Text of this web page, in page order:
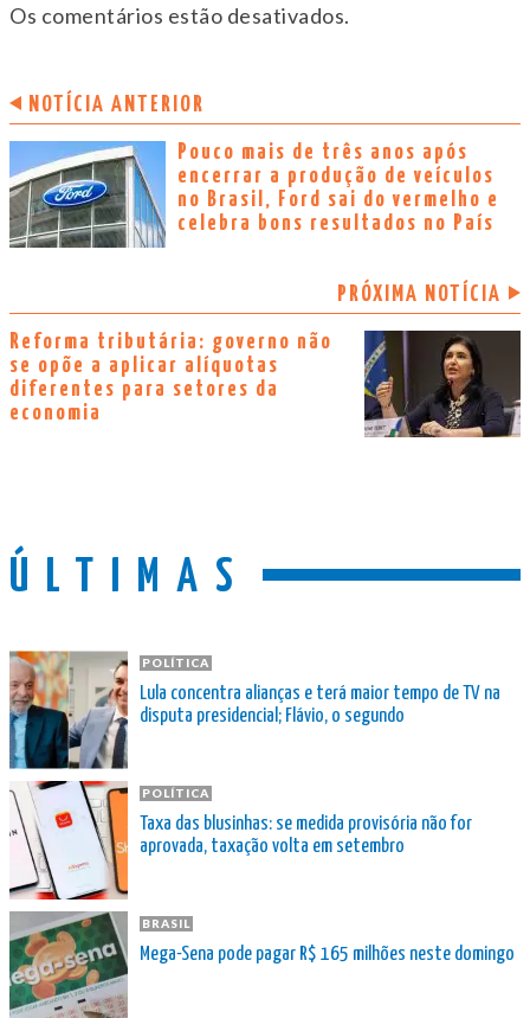
Os comentários estão desativados.
NOTÍCIA ANTERIOR
Pouco mais de três anos após
encerrar a produção de veículos
no Brasil, Ford sai do vermelho e
celebra bons resultados no País
PRÓXIMA NOTÍCIA
Reforma tributária: governo não
se opõe a aplicar alíquotas
diferentes para setores da
economia
ÚLTIMAS
POLÍTICA
Lula concentra alianças e terá maior tempo de TV na
disputa presidencial; Flávio, o segundo
POLÍTICA
Taxa das blusinhas: se medida provisória não for
aprovada, taxação volta em setembro
BRASIL
Mega-Sena pode pagar R$ 165 milhões neste domingo